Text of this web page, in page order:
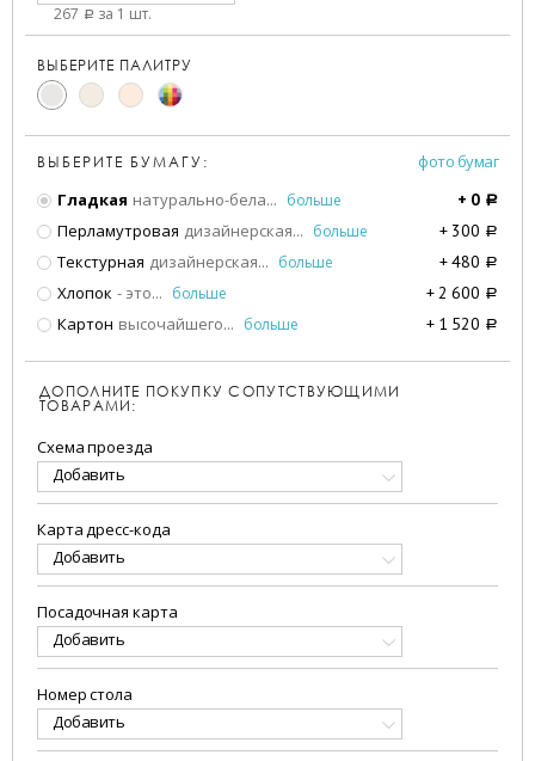
267 a за 1 шт.
ВЫБЕРИТЕ ПАЛИТРУ
ВЫБЕРИТЕ БУМАГУ:
фото бумаг
Гладкая натурально-бела... больше + 0 a
Перламутровая дизайнерская... больше + 300 a
Текстурная дизайнерская... больше + 480 a
Хлопок - это... больше + 2 600 a
Картон высочайшего... больше + 1 520 a
ДОПОЛНИТЕ ПОКУПКУ СОПУТСТВУЮЩИМИ
ТОВАРАМИ:
Схема проезда
Добавить
Карта дресс-кода
Добавить
Посадочная карта
Добавить
Номер стола
Добавить